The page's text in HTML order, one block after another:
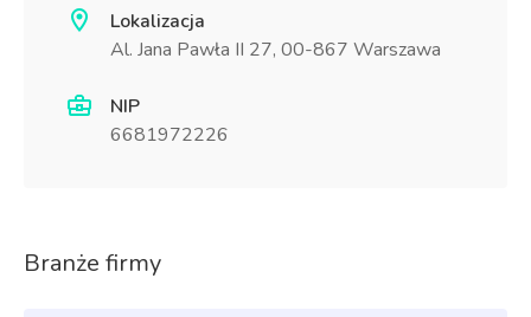
Lokalizacja
Al. Jana Pawła II 27, 00-867 Warszawa
NIP
6681972226
Branże firmy